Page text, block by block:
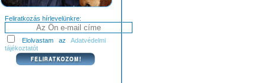
Feliratkozás hírlevelünkre:
Elolvastam az Adatvédelmi
tájékoztatót